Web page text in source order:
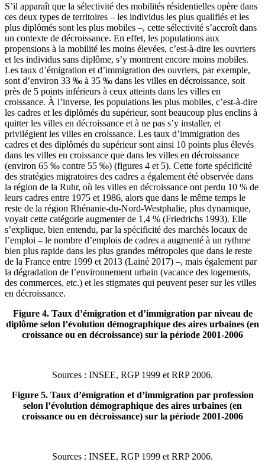
S’il apparaît que la sélectivité des mobilités résidentielles opère dans
ces deux types de territoires – les individus les plus qualifiés et les
plus diplômés sont les plus mobiles –, cette sélectivité s’accroît dans
un contexte de décroissance. En effet, les populations aux
propensions à la mobilité les moins élevées, c’est-à-dire les ouvriers
et les individus sans diplôme, s’y montrent encore moins mobiles.
Les taux d’émigration et d’immigration des ouvriers, par exemple,
sont d’environ 33 ‰ à 35 ‰ dans les villes en décroissance, soit
près de 5 points inférieurs à ceux atteints dans les villes en
croissance. À l’inverse, les populations les plus mobiles, c’est-à-dire
les cadres et les diplômés du supérieur, sont beaucoup plus enclins à
quitter les villes en décroissance et à ne pas s’y installer, et
privilégient les villes en croissance. Les taux d’immigration des
cadres et des diplômés du supérieur sont ainsi 10 points plus élevés
dans les villes en croissance que dans les villes en décroissance
(environ 65 ‰ contre 55 ‰) (figures 4 et 5). Cette forte spécificité
des stratégies migratoires des cadres a également été observée dans
la région de la Ruhr, où les villes en décroissance ont perdu 10 % de
leurs cadres entre 1975 et 1986, alors que dans le même temps le
reste de la région Rhénanie-du-Nord-Westphalie, plus dynamique,
voyait cette catégorie augmenter de 1,4 % (Friedrichs 1993). Elle
s’explique, bien entendu, par la spécificité des marchés locaux de
l’emploi – le nombre d’emplois de cadres a augmenté à un rythme
bien plus rapide dans les plus grandes métropoles que dans le reste
de la France entre 1999 et 2013 (Lainé 2017) –, mais également par
la dégradation de l’environnement urbain (vacance des logements,
des commerces, etc.) et les stigmates qui peuvent peser sur les villes
en décroissance.
Figure 4. Taux d’émigration et d’immigration par niveau de
diplôme selon l’évolution démographique des aires urbaines (en
croissance ou en décroissance) sur la période 2001‑2006
Sources : INSEE, RGP 1999 et RRP 2006.
Figure 5. Taux d’émigration et d’immigration par profession
selon l’évolution démographique des aires urbaines (en
croissance ou en décroissance) sur la période 2001‑2006
Sources : INSEE, RGP 1999 et RRP 2006.